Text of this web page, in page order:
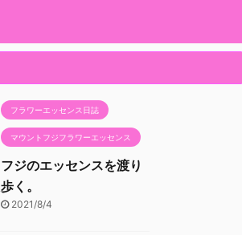
フラワーエッセンス日誌
マウントフジフラワーエッセンス
フジのエッセンスを渡り
歩く。
2021/8/4